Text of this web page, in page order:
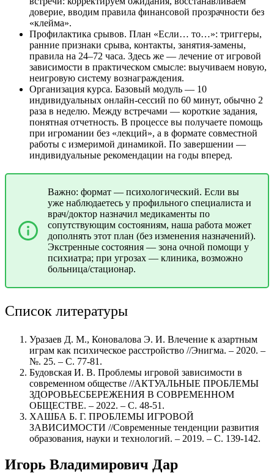
доверие, вводим правила финансовой прозрачности без
«клейма».
Профилактика срывов. План «Если… то…»: триггеры,
ранние признаки срыва, контакты, занятия-замены,
правила на 24–72 часа. Здесь же — лечение от игровой
зависимости в практическом смысле: выучиваем новую,
неигровую систему вознаграждения.
Организация курса. Базовый модуль — 10
индивидуальных онлайн-сессий по 60 минут, обычно 2
раза в неделю. Между встречами — короткие задания,
понятная отчетность. В процессе вы получаете помощь
при игромании без «лекций», а в формате совместной
работы с измеримой динамикой. По завершении —
индивидуальные рекомендации на годы вперед.
Важно: формат — психологический. Если вы
уже наблюдаетесь у профильного специалиста и
врач/доктор назначил медикаменты по
сопутствующим состояниям, наша работа может
дополнять этот план (без изменения назначений).
Экстренные состояния — зона очной помощи у
психиатра; при угрозах — клиника, возможно
больница/стационар.
Список литературы
Уразаев Д. М., Коновалова Э. И. Влечение к азартным
играм как психическое расстройство //Энигма. – 2020. –
№. 25. – С. 77-81.
Будовская И. В. Проблемы игровой зависимости в
современном обществе //АКТУАЛЬНЫЕ ПРОБЛЕМЫ
ЗДОРОВЬЕСБЕРЕЖЕНИЯ В СОВРЕМЕННОМ
ОБЩЕСТВЕ. – 2022. – С. 48-51.
ХАШБА Б. Г. ПРОБЛЕМЫ ИГРОВОЙ
ЗАВИСИМОСТИ //Современные тенденции развития
образования, науки и технологий. – 2019. – С. 139-142.
Игорь Владимирович Дар